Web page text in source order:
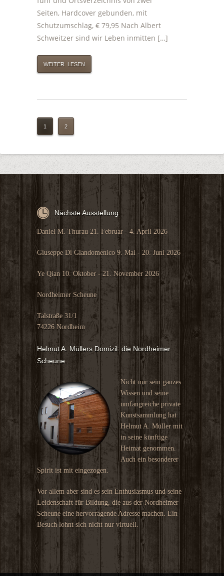
Seiten, Hardcover gebunden, mit
Schutzumschlag, € 79,95 Nach Albert
Schweitzer sind wir Leben inmitten […]
WEITER LESEN
1 2
Nächste Ausstellung
Daniel M. Thurau 21. Februar - 4. April 2026
Giuseppe Di Giandomenico 9. Mai - 20. Juni 2026
Ye Qian 10. Oktober - 21. November 2026
Nordheimer Scheune
Talstraße 31/1
74226 Nordheim
Helmut A. Müllers Domizil: die Nordheimer
Scheune.
Nicht nur sein ganzes
Wissen und seine
umfangreiche private
Kunstsammlung hat
Helmut A. Müller mit
in seine künftige
Heimat genommen.
Auch ein besonderer
Spirit ist mit eingezogen.
Vor allem aber sind es sein Enthusiasmus und seine
Leidenschaft für Bildung, die aus der Nordheimer
Scheune eine hervorragende Adresse machen. Ein
Besuch lohnt sich nicht nur virtuell.